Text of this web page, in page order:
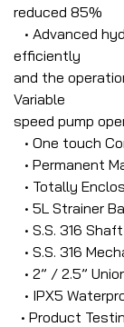
reduced 85%
• Advanced
efficiently
and the
Variable
speed pump
• One touch
• Permanent
• Totally
• 5L Strainer
• S.S. 316 Shaft
• S.S. 316
• 2” / 2.5”
• IPX5
• Product